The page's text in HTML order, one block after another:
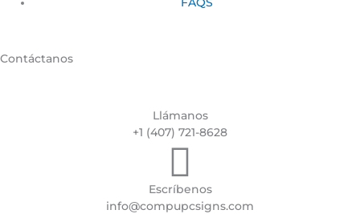
Contáctanos
Llámanos
+1 (407) 721-8628
Escríbenos
info@compupcsigns.com